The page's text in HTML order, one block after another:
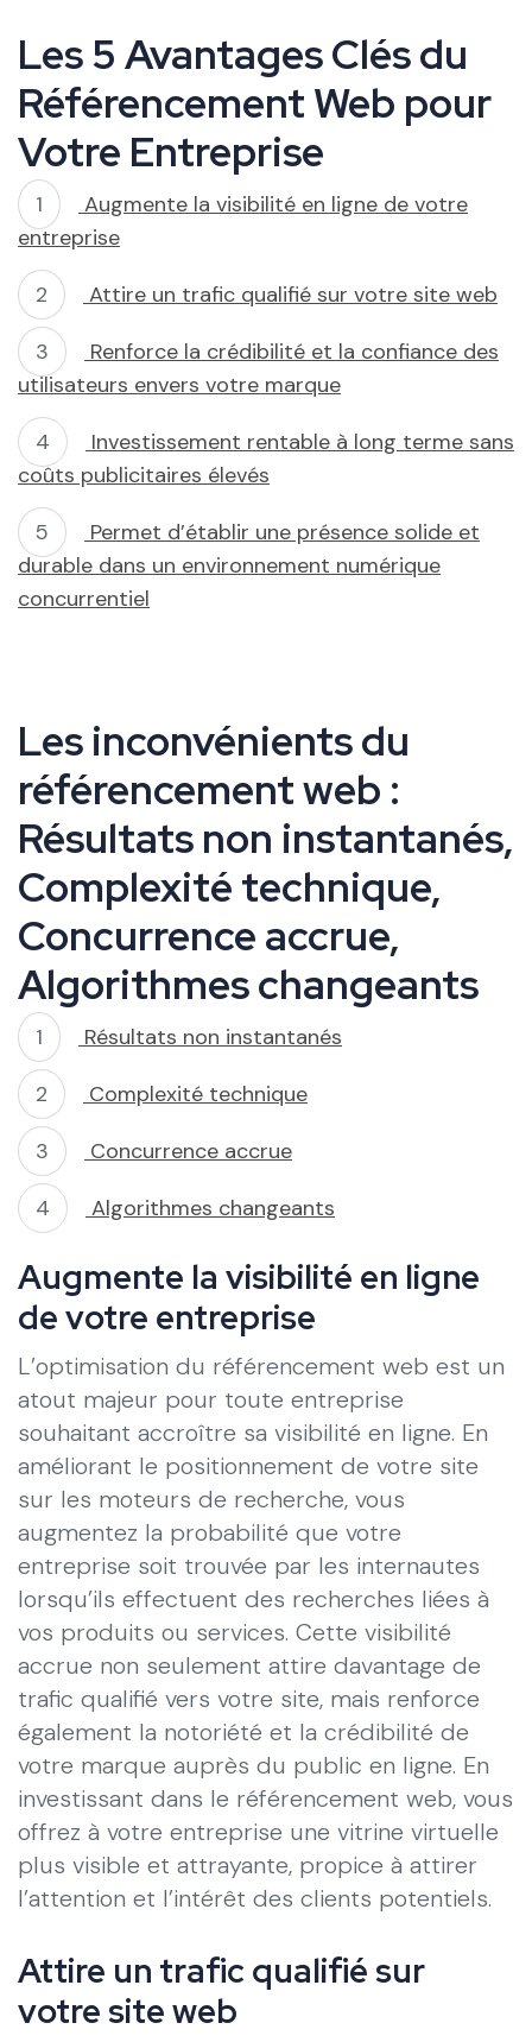
Les 5 Avantages Clés du
Référencement Web pour
Votre Entreprise
Augmente la visibilité en ligne de votre
entreprise
Attire un trafic qualifié sur votre site web
Renforce la crédibilité et la confiance des
utilisateurs envers votre marque
Investissement rentable à long terme sans
coûts publicitaires élevés
Permet d’établir une présence solide et
durable dans un environnement numérique
concurrentiel
Les inconvénients du
référencement web :
Résultats non instantanés,
Complexité technique,
Concurrence accrue,
Algorithmes changeants
Résultats non instantanés
Complexité technique
Concurrence accrue
Algorithmes changeants
Augmente la visibilité en ligne
de votre entreprise
L’optimisation du référencement web est un
atout majeur pour toute entreprise
souhaitant accroître sa visibilité en ligne. En
améliorant le positionnement de votre site
sur les moteurs de recherche, vous
augmentez la probabilité que votre
entreprise soit trouvée par les internautes
lorsqu’ils effectuent des recherches liées à
vos produits ou services. Cette visibilité
accrue non seulement attire davantage de
trafic qualifié vers votre site, mais renforce
également la notoriété et la crédibilité de
votre marque auprès du public en ligne. En
investissant dans le référencement web, vous
offrez à votre entreprise une vitrine virtuelle
plus visible et attrayante, propice à attirer
l’attention et l’intérêt des clients potentiels.
Attire un trafic qualifié sur
votre site web